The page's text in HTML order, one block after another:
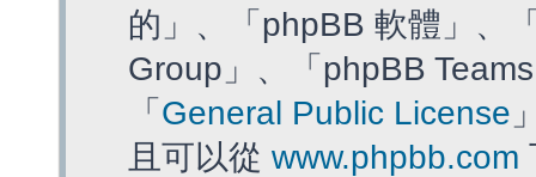
的」、「phpBB 軟體」、
Group」、「phpBB
「 General Public License
且可以從 www.phpbb.com